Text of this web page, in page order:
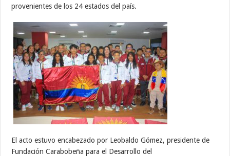
provenientes de los 24 estados del país.
El acto estuvo encabezado por Leobaldo Gómez, presidente de
Fundación Carabobeña para el Desarrollo del